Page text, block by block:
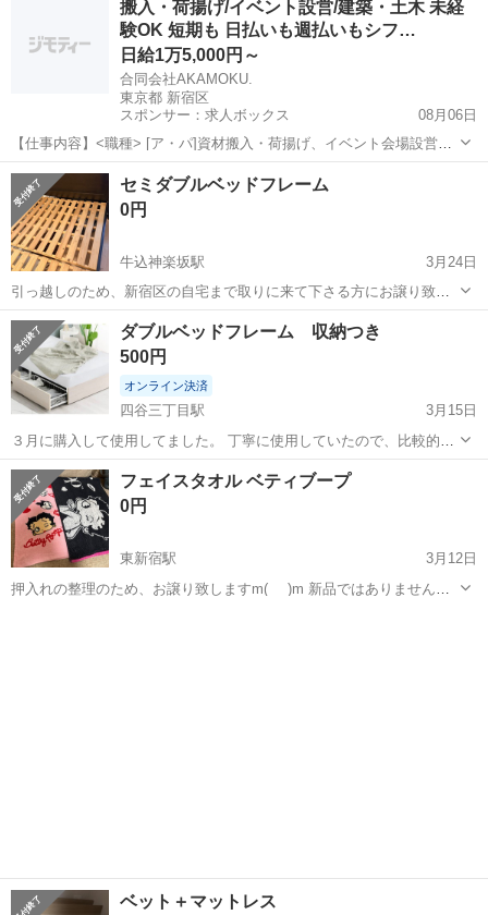
つだけお持ち帰りいただけます。 必要な場合は、取りに来てくださ
い。 【購入時価格】500...
搬入・荷揚げ/イベント設営/建築・土木 未経
験OK 短期も 日払いも週払いもシフ…
日給1万5,000円～
合同会社AKAMOKU.
東京都 新宿区
スポンサー：求人ボックス
08月06日
【仕事内容】<職種> [ア・パ]資材搬入・荷揚げ、イベント会場設営、
建築・建設・土木作業 <雇用形態> アルバイト・パート <給与> [ア・
パ]日給15,000円～ 日給:15,000円～ 嬉しい給与日払いOK! 日払いまた
は週払...
アルバイト・パート
セミダブルベッドフレーム
0円
牛込神楽坂駅
3月24日
引っ越しのため、新宿区の自宅まで取りに来て下さる方にお譲り致し
ます。
東京 新宿区 牛込神楽坂駅 寝具
セミダブルベッドフレーム
ダブルベッドフレーム 収納つき
500円
オンライン決済
四谷三丁目駅
3月15日
３月に購入して使用してました。 丁寧に使用していたので、比較的綺
麗だと思います。 サイズなどは写真に記載があります。 色は明るいホ
ワイトウォッシュ(写真1.2枚目)になります。
東京 新宿区 四谷三丁目駅 ホワイトウォッシュ
フェイスタオル ベティブープ
0円
東新宿駅
3月12日
押入れの整理のため、お譲り致しますm(_ _)m 新品ではありません。
ベット＋マットレス